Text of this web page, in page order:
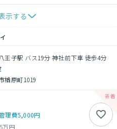
示する
王子駅 バス19分 神社前下車 徒歩4分
楢原町1019
理費5,000円
万円